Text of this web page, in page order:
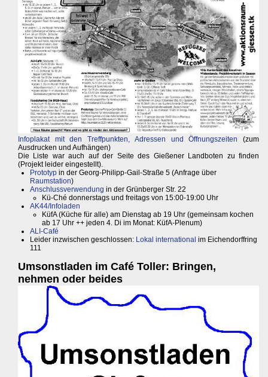
Infoplakat mit den Treffpunkten, Adressen und Öffnungszeiten
(zum
Ausdrucken und Aufhängen)
Die Liste war auch auf der Seite des Gießener Landboten zu finden
(Projekt leider eingestellt).
Prototyp in der Georg-Philipp-Gail-Straße 5 (Anfrage über
Raumstation)
Anschlussverwendung in der Grünberger Str. 22
Kü-Ché donnerstags und freitags von 15:00-19:00 Uhr
AK44/Infoladen
KüfA (Küche für alle) am Dienstag ab 19 Uhr (gemeinsam kochen
ab 17 Uhr ++ jeden 4. Di im Monat: KüfA-Plenum)
ALI-Café
Leider inzwischen geschlossen: Lokal international im Eichendorffring
111
Umsonstladen im Café Toller: Bringen,
nehmen oder beides